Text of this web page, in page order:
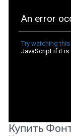
Купить